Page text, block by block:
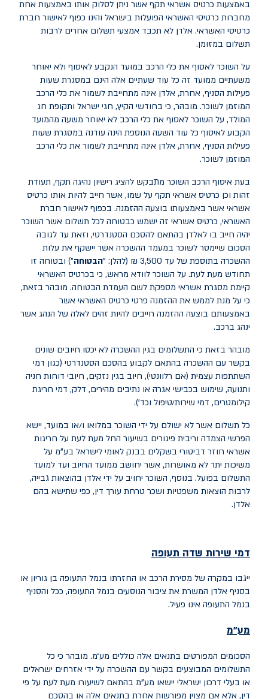
באמצעות כרטיס אשראי תקף אשר ניתן לסלוק אותו באמצעות אחת
מחברות כרטיסי האשראי הפועלות בישראל והינו כפוף לאישור חברת
כרטיסי האשראי. אלדן לא תכבד אמצעי תשלום אחרים לרבות
תשלום במזומן.
על השוכר לאסוף את כלי הרכב במועד הנקבע לאיסוף ולא יאוחר
משעתיים ממועד זה כל עוד שעתיים אלה הינם במסגרת שעות
פעילות הסניף, אחרת, אלדן אינה מתחייבת לשמור את כלי הרכב
המוזמן לשוכר. מובהר, כי בחודשי הקיץ, חגי ישראל ותקופת חג
המולד, על השוכר לאסוף את כלי הרכב לא יאוחר משעה מהמועד
הקבוע לאיסוף כל עוד השעה הנוספת הינה עודנה במסגרת שעות
פעילות הסניף, אחרת, אלדן אינה מתחייבת לשמור את כלי הרכב
המוזמן לשוכר.
בעת איסוף הרכב השוכר מתבקש להציג רישיון נהיגה תקף, תעודת
זהות וכן כרטיס אשראי תקף על שמו, אשר חייב להיות אותו כרטיס
אשראי אשר באמצעותו בוצעה ההזמנה. בכפוף לאישור חברת
האשראי, כרטיס אשראי זה ישמש כבטוחה לכל תשלום אשר השוכר
יהיה חייב בו לאלדן בהתאם להסכם הסטנדרטי, וזאת עד לגובה
הסכום שיימסר לשוכר במעמד ההשכרה אשר יישקף את עלות
ההשכרה בתוספת של עד 3,500 ₪ (להלן: "
הבטוחה") ובטוחה זו
תחודש מעת לעת. על השוכר לוודא מראש, כי בכרטיס האשראי
קיימת מסגרת אשראי מספקת לשם העמדת הבטוחה. מובהר בזאת,
כי על מנת לממש את ההזמנה פרטי כרטיס האשראי אשר
באמצעותם בוצעה ההזמנה חייבים להיות זהים לאלה של הנהג אשר
ינהג ברכב.
מובהר בזאת כי התשלומים בגין ההשכרה לא יכסו חיובים שונים
בקשר עם ההשכרה בהתאם לקבוע בהסכם הסטנדרטי (כגון דמי
השתתפות עצמית (אם רלוונטי), חיוב בגין נזקים, חיובי דוחות חניה
ותנועה, שימוש בכבישי אגרה או נתיבים מהירים, דלק, דמי חריגת
קילומטרים, דמי שירות/טיפול וכד').
כל תשלום אשר לא ישולם על ידי השוכר במלואו ו/או במועד, יישא
הפרשי הצמדה וריבית פיגורים בשיעור החל מעת לעת על חריגות
אשראי חוזר דביטורי בשקלים בבנק לאומי לישראל בע"מ על
משיכות יתר לא מאושרות, אשר יחושב ממועד החיוב ועד למועד
התשלום בפועל. בנוסף, השוכר יחויב על ידי אלדן בהוצאות גבייה,
לרבות הוצאות משפטיות ושכר טרחת עורך דין, כפי שתישא בהם
אלדן.
דמי שירות שדה תעופה
ייגבו במקרה של מסירת הרכב או החזרתו בנמל התעופה בן גוריון או
בסניף אלדן המשרת את ציבור הנוסעים בנמל התעופה, ככל והסניף
בנמל התעופה אינו פעיל.
מע"מ
הסכומים המפורטים בתנאים אלה כוללים מע״מ. מובהר כי כל
התשלומים המבוצעים בקשר עם ההשכרה על ידי אזרחים ישראלים
או בעלי דרכון ישראלי יישאו מע"מ בהתאם לשיעורו מעת לעת על פי
דין, אלא אם מצוין מפורשות אחרת בתנאים אלה או בהסכם